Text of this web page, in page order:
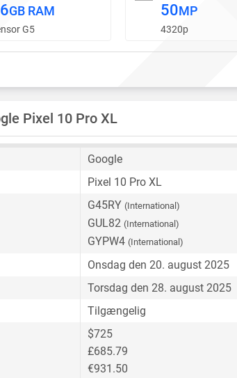
GB RAM
G5
50MP
4320p
Pixel 10 Pro XL
Google
Pixel 10 Pro XL
G45RY (International)
GUL82 (International)
GYPW4 (International)
Onsdag den 20. august 2025
Torsdag den 28. august 2025
Tilgængelig
$725
£685.79
€931.50